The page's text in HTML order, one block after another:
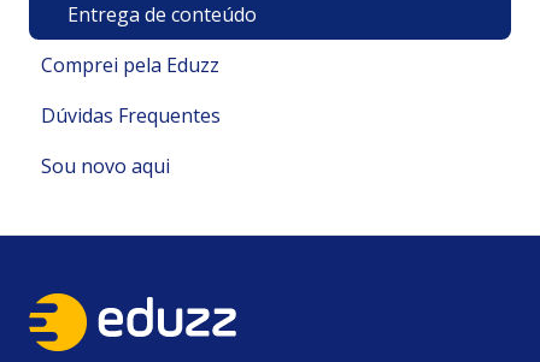
Entrega de conteúdo
Comprei pela Eduzz
Suporte Técnico
Pagamentos e Faturamento
Minhas Compras/ Acesso
Dúvidas Frequentes
Pagamento
Reembolso e Cancelamento
Sou novo aqui
Sobre nós e nossos Produtos